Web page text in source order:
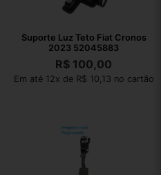
Suporte Luz Teto Fiat Cronos
2023 52045883
R$ 100,00
Em até 12x de R$ 10,13 no cartão